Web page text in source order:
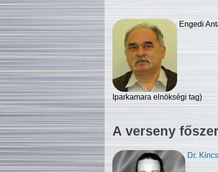
Engedi
Iparkamara elnökségi tag)
A verseny
Dr.